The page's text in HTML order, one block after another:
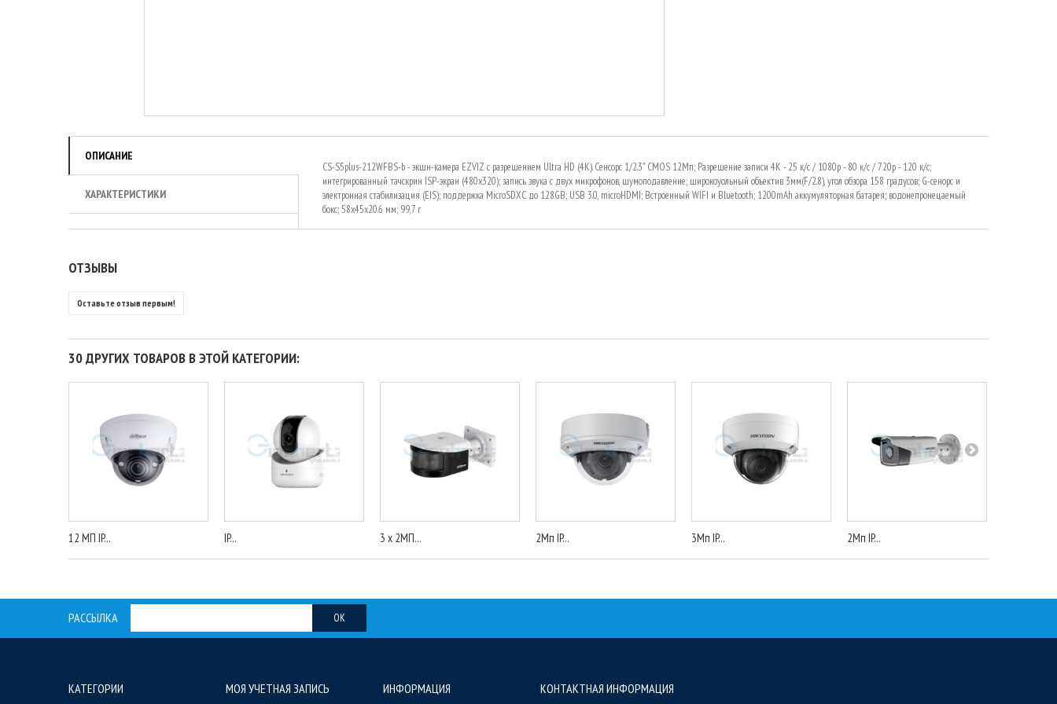
ОПИСАНИЕ
ХАРАКТЕРИСТИКИ
CS-S5plus-212WFBS-b - экшн-камера EZVIZ с разрешением Ultra HD (4K). Сенсорс 1/2.3" CMOS 12Мп; Разрешение записи 4K - 25 к/с / 1080p - 80 к/с / 720p - 120 к/с;
интегрированный тачскрин ISP-экран (480x320); запись звука с двух микрофонов, шумоподавление; широкоуольный объектив 3мм(F/2.8), угол обзора 158 градусов; G-сенорс и
электронная стабилизация (EIS); поддержка MicroSDXC до 128GB; USB 3.0, microHDMI; Встроенный WIFI и Bluetooth; 1200mAh аккумуляторная батарея; водонепронецаемый
бокс; 58x45x20.6 мм; 99,7 г
ОТЗЫВЫ
Оставьте отзыв первым!
30 ДРУГИХ ТОВАРОВ В ЭТОЙ КАТЕГОРИИ:
12 МП IP... IP... 3 x 2МП... 2Мп IP... 3Мп IP... 2Мп IP...
РАССЫЛКА OK
КАТЕГОРИИ МОЯ УЧЕТНАЯ ЗАПИСЬ ИНФОРМАЦИЯ КОНТАКТНАЯ ИНФОРМАЦИЯ